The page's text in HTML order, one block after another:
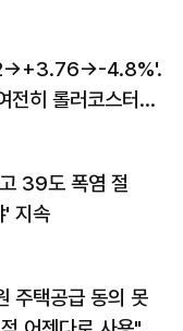
4.8%'…'
전히 롤러코스터
39도 폭염 절
지속
주택공급 동의 못